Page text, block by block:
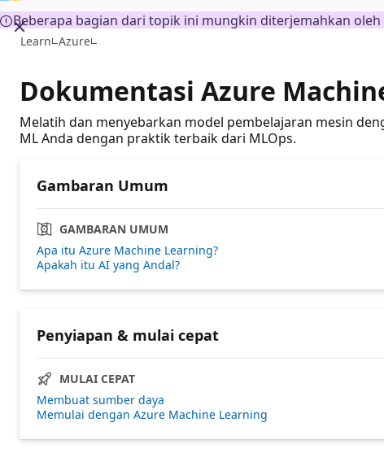
Beberapa bagian dari topik ini mungkin diterjemahkan
Learn Azure
Dokumentasi Azure
Melatih dan menyebarkan model pembelajaran mesin
ML Anda dengan praktik terbaik dari MLOps.
Gambaran Umum
GAMBARAN UMUM
Apa itu Azure Machine Learning?
Apakah itu AI yang Andal?
Penyiapan & mulai cepat
MULAI CEPAT
Membuat sumber daya
Memulai dengan Azure Machine Learning